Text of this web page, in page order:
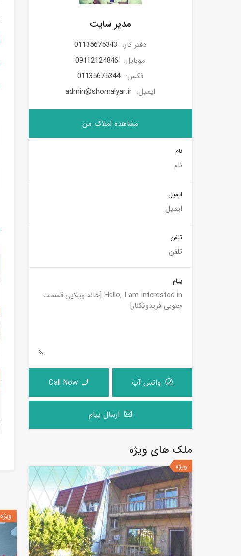
ویژه
مدیر سایت
دفتر کار: 01135675343
موبایل: 09112124846
فکس: 01135675344
ایمیل: admin@shomalyar.ir
مشاهده املاک من
نام
ایمیل
تلفن
پیام
واتس آپ Call Now
ارسال پیام
ملک های ویژه
ویژه